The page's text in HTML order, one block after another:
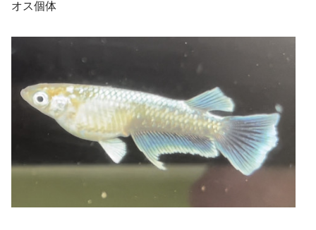
オス個体